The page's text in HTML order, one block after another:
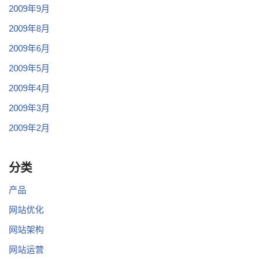
2009年9月
2009年8月
2009年6月
2009年5月
2009年4月
2009年3月
2009年2月
分类
产品
网站优化
网站架构
网站运营